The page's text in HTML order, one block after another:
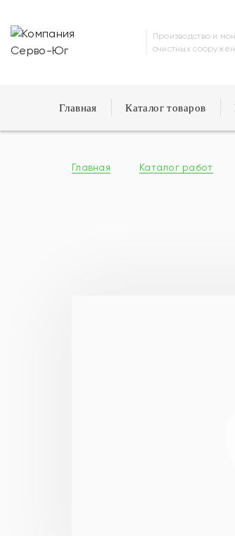
Производство и
очистных
Главная Каталог товаров
Главная Каталог работ